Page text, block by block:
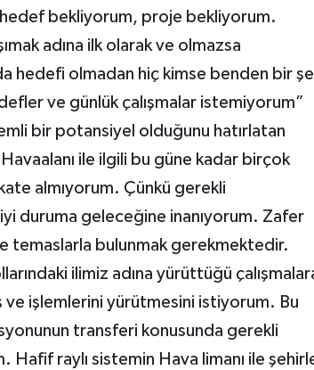
hedef bekliyorum, proje bekliyorum.
adına ilk olarak ve olmazsa
hedefi olmadan hiç kimse benden bir
ve günlük çalışmalar istemiyorum”
bir potansiyel olduğunu hatırlatan
ile ilgili bu güne kadar birçok
almıyorum. Çünkü gerekli
duruma geleceğine inanıyorum. Zafer
temaslarla bulunmak gerekmektedir.
ilimiz adına yürüttüğü
ve işlemlerini yürütmesini istiyorum. Bu
transferi konusunda gerekli
Hafif raylı sistemin Hava limanı ile